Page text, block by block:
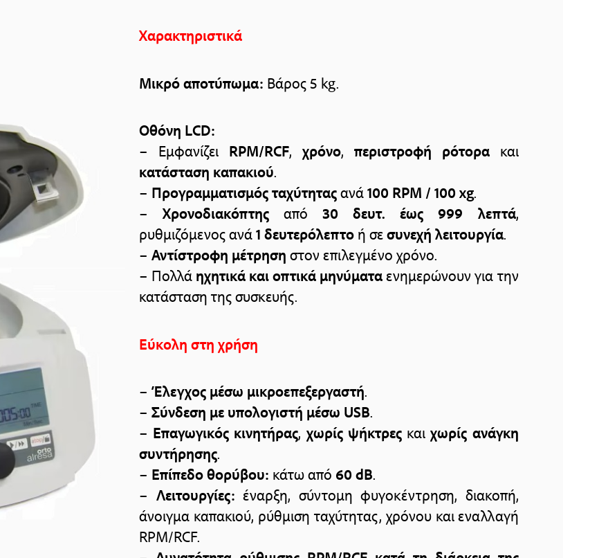
Χαρακτηριστικά
Μικρό αποτύπωμα: Βάρος 5 kg.
Οθόνη LCD:
– Εμφανίζει RPM/RCF, χρόνο, περιστροφή ρότορακαι
κατάσταση καπακιού.
– Προγραμματισμός ταχύτηταςανά100 RPM / 100 xg.
–Χρονοδιακόπτης από30 δευτ. έως 999 λεπτά,
ρυθμιζόμενος ανά1 δευτερόλεπτο ή σεσυνεχή λειτουργία.
– Αντίστροφη μέτρηση στον επιλεγμένο χρόνο.
– Πολλά ηχητικά και οπτικά μηνύματαενημερώνουν για την
κατάσταση της συσκευής.
Εύκολη στη χρήση
– Έλεγχος μέσω μικροεπεξεργαστή.
– Σύνδεση με υπολογιστή μέσω USB.
– Επαγωγικός κινητήρας, χωρίς ψήκτρεςκαιχωρίς ανάγκη
συντήρησης.
– Επίπεδο θορύβου: κάτω από 60 dB.
– Λειτουργίες: έναρξη, σύντομη φυγοκέντρηση, διακοπή,
άνοιγμα καπακιού, ρύθμιση ταχύτητας, χρόνου και εναλλαγή
RPM/RCF.